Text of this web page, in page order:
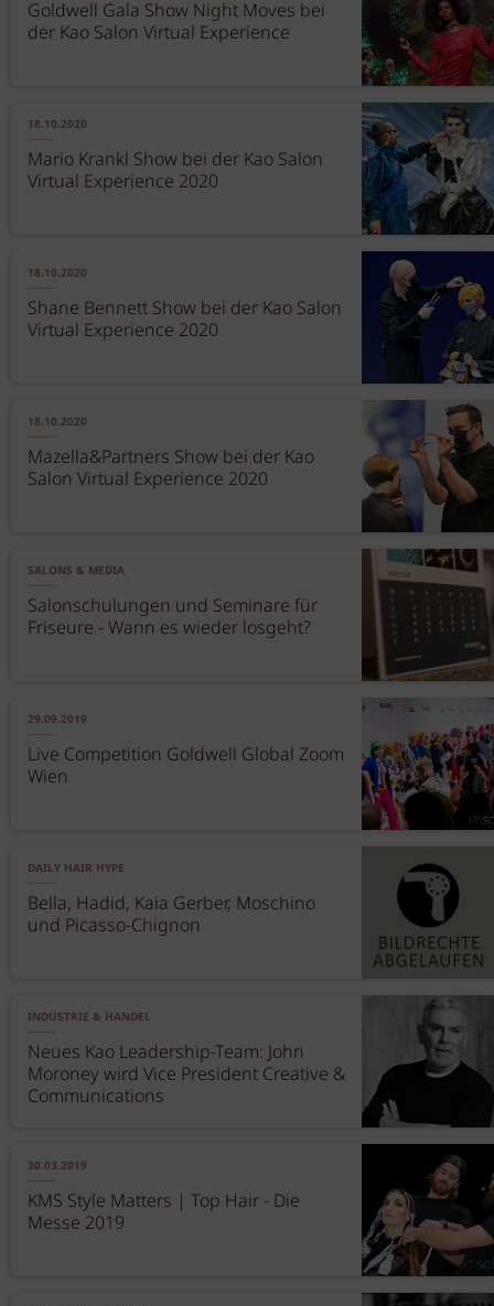
Goldwell Gala Show Night Moves bei
der Kao Salon Virtual Experience
18.10.2020
Mario Krankl Show bei der Kao Salon
Virtual Experience 2020
18.10.2020
Shane Bennett Show bei der Kao Salon
Virtual Experience 2020
18.10.2020
Mazella&Partners Show bei der Kao
Salon Virtual Experience 2020
SALONS & MEDIA
Salonschulungen und Seminare für
Friseure - Wann es wieder losgeht?
29.09.2019
Live Competition Goldwell Global Zoom
Wien
DAILY HAIR HYPE
Bella, Hadid, Kaia Gerber, Moschino
und Picasso-Chignon
INDUSTRIE & HANDEL
Neues Kao Leadership-Team: John
Moroney wird Vice President Creative &
Communications
30.03.2019
KMS Style Matters | Top Hair - Die
Messe 2019